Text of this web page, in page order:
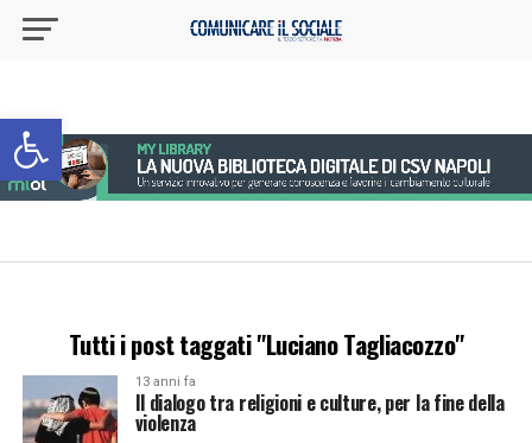
Apri la barra degli strumenti
Tutti i post taggati "Luciano Tagliacozzo"
13 anni fa
Il dialogo tra religioni e culture, per la fine della
violenza